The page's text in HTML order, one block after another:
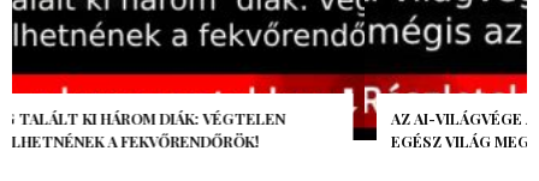
AZ AI-VILÁGVÉGE ÁRNYÉKA, CSAK PÁR ÓRA VOLT, MÉGIS AZ
EGÉSZ VILÁG MEGÉREZTE…